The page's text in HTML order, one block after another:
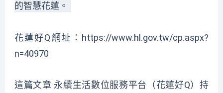
的智慧花蓮。
花蓮好Q網址：https://www.hl.gov.tw/cp.aspx?
n=40970
這篇文章永續生活數位服務平台（花蓮好Q）持